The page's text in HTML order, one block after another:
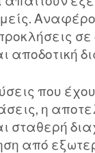
αποδοτική
που
η
σταθερή
από